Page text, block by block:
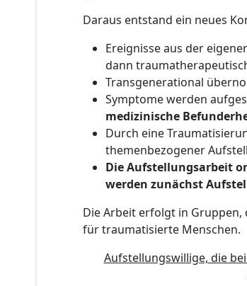
Daraus entstand ein neues
Ereignisse aus der
dann
Transgenerational
Symptome werden
medizinische
Durch eine
themenbezogener
Die Aufstellungsarbeit
werden zunächst
Die Arbeit erfolgt in Gruppen,
für traumatisierte Menschen.
Aufstellungswillige, die